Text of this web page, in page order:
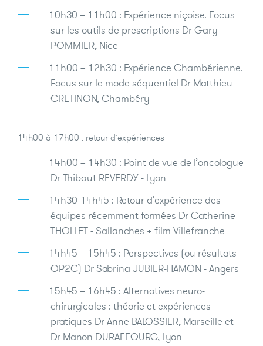
10h30 – 11h00 : Expérience niçoise. Focus
sur les outils de prescriptions Dr Gary
POMMIER, Nice
11h00 – 12h30 : Expérience Chambérienne.
Focus sur le mode séquentiel Dr Matthieu
CRETINON, Chambéry
14h00 à 17h00 : retour d’expériences
14h00 – 14h30 : Point de vue de l’oncologue
Dr Thibaut REVERDY - Lyon
14h30-14h45 : Retour d’expérience des
équipes récemment formées Dr Catherine
THOLLET - Sallanches + film Villefranche
14h45 – 15h45 : Perspectives (ou résultats
OP2C) Dr Sabrina JUBIER-HAMON - Angers
15h45 – 16h45 : Alternatives neuro-
chirurgicales : théorie et expériences
pratiques Dr Anne BALOSSIER, Marseille et
Dr Manon DURAFFOURG, Lyon